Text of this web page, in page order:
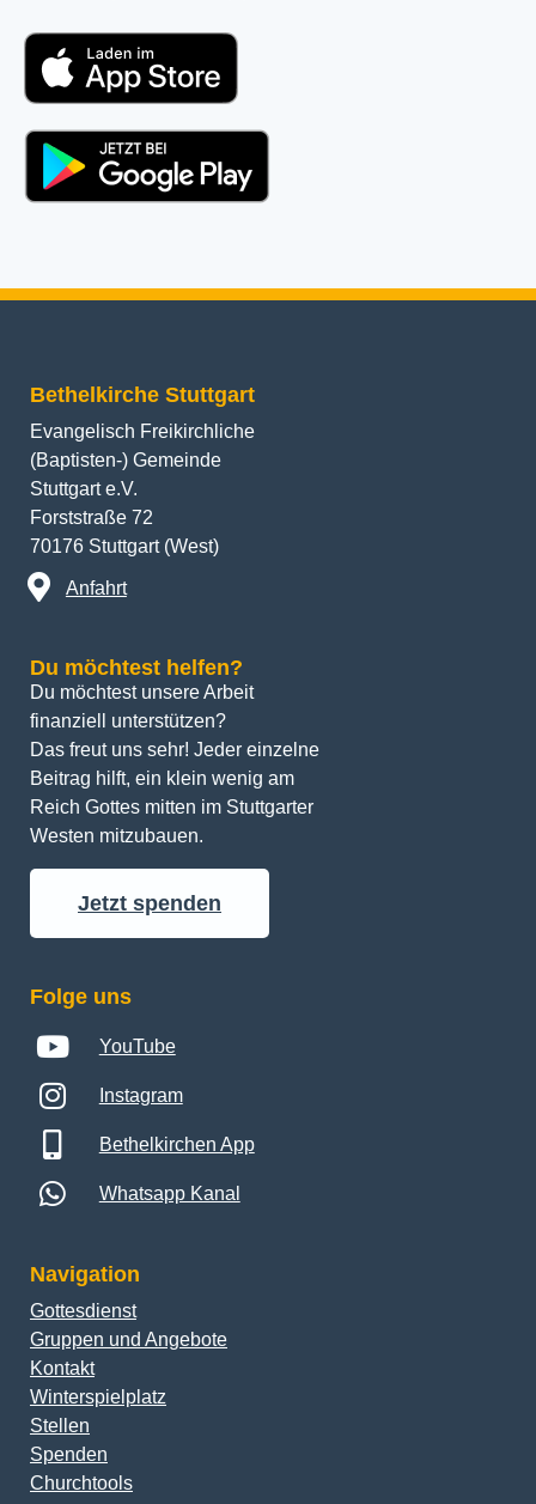
Bethelkirche Stuttgart
Evangelisch Freikirchliche
(Baptisten-) Gemeinde
Stuttgart e.V.
Forststraße 72
70176 Stuttgart (West)
Anfahrt
Du möchtest helfen?
Du möchtest unsere Arbeit
finanziell unterstützen?
Das freut uns sehr! Jeder einzelne
Beitrag hilft, ein klein wenig am
Reich Gottes mitten im Stuttgarter
Westen mitzubauen.
Jetzt spenden
Folge uns
YouTube
Instagram
Bethelkirchen App
Whatsapp Kanal
Navigation
Gottesdienst
Gruppen und Angebote
Kontakt
Winterspielplatz
Stellen
Spenden
Churchtools